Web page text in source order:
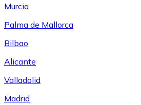
Murcia
Palma de Mallorca
Bilbao
Alicante
Valladolid
Madrid